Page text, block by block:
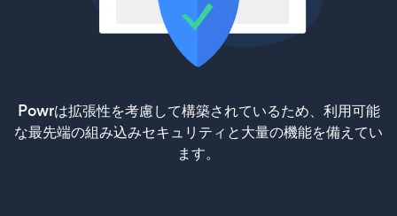
Powrは拡張性を考慮して構築されているため、利用可能
な最先端の組み込みセキュリティと大量の機能を備えてい
ます。